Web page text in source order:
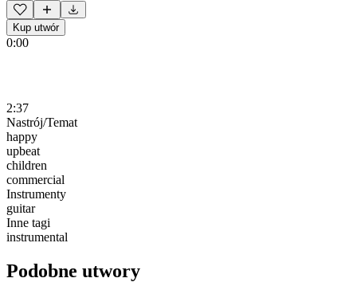
Kup utwór
0:00
2:37
Nastrój/Temat
happy
upbeat
children
commercial
Instrumenty
guitar
Inne tagi
instrumental
Podobne utwory